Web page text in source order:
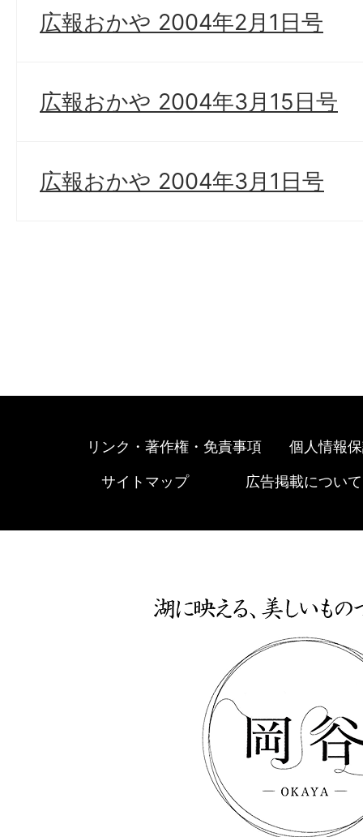
広報おかや 2004年2月1日号
広報おかや 2004年3月15日号
広報おかや 2004年3月1日号
リンク・著作権・免責事項 個人情報
サイトマップ 広告掲載について